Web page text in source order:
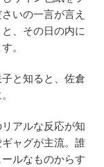
いの一言が言え
、その日の内に
。
と知ると、佐倉
アルな反応が知
ャグが主流。誰
ルなものからす